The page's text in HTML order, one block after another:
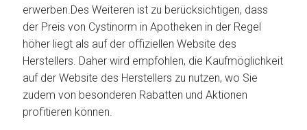
erwerben.Des Weiteren ist zu berücksichtigen, dass
der Preis von Cystinorm in Apotheken in der Regel
höher liegt als auf der offiziellen Website des
Herstellers. Daher wird empfohlen, die Kaufmöglichkeit
auf der Website des Herstellers zu nutzen, wo Sie
zudem von besonderen Rabatten und Aktionen
profitieren können.